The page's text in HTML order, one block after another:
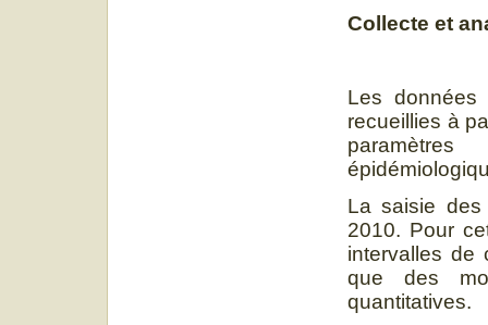
Collecte et
Les
recueillies à
paramètres
La saisie
2010. Pour
intervalles de
que des
quantitatives.